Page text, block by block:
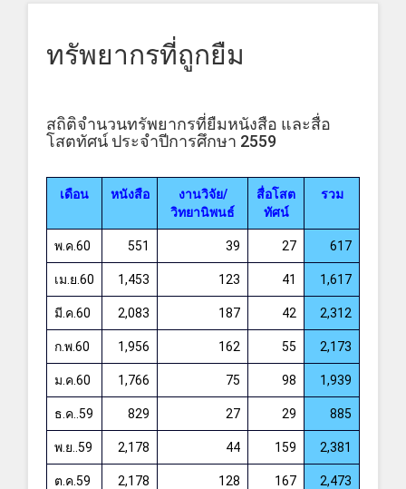
ทรัพยากรที่ถูกยืม
สถิติจำนวนทรัพยากรที่ยืมหนังสือ และสื่อ
โสตทัศน์ ประจำปีการศึกษา 2559
เดือน หนังสือ
งานวิจัย/
วิทยานิพนธ์
สื่อโสต
ทัศน์
รวม
พ.ค.60 551 39 27 617
เม.ย.60 1,453 123 41 1,617
มี.ค.60 2,083 187 42 2,312
ก.พ.60 1,956 162 55 2,173
ม.ค.60 1,766 75 98 1,939
ธ.ค..59 829 27 29 885
พ.ย..59 2,178 44 159 2,381
ต.ค.59 2,178 128 167 2,473